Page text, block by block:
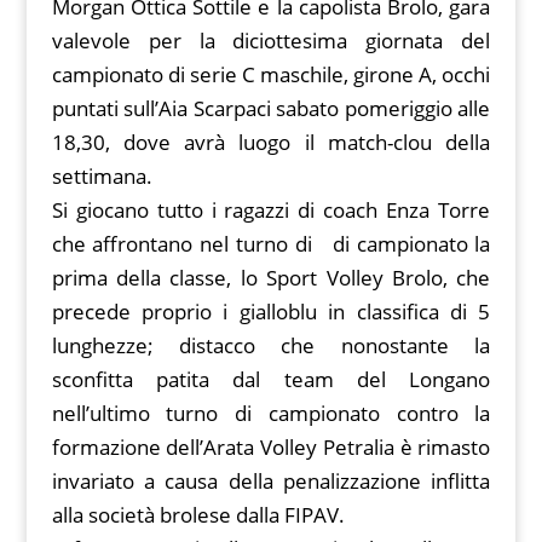
o
o
k
A
p
p
er Li
n
k
ar
d
a
m
Morgan Ottica Sottile e la capolista Brolo, gara
valevole per la diciottesima giornata del
campionato di serie C maschile, girone A, occhi
puntati sull’Aia Scarpaci sabato pomeriggio alle
18,30, dove avrà luogo il match-clou della
settimana.
Si giocano tutto i ragazzi di coach Enza Torre
che affrontano nel turno di di campionato la
prima della classe, lo Sport Volley Brolo, che
precede proprio i gialloblu in classifica di 5
lunghezze; distacco che nonostante la
sconfitta patita dal team del Longano
nell’ultimo turno di campionato contro la
formazione dell’Arata Volley Petralia è rimasto
invariato a causa della penalizzazione inflitta
alla società brolese dalla FIPAV.